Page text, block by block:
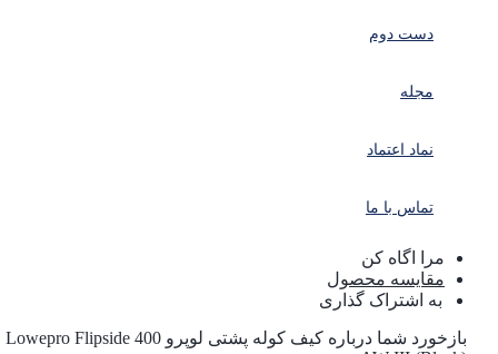
دست دوم
مجله
نماد اعتماد
تماس با ما
مرا اگاه کن
مقایسه محصول
به اشتراک گذاری
بازخورد شما درباره کیف کوله پشتی لوپرو Lowepro Flipside 400